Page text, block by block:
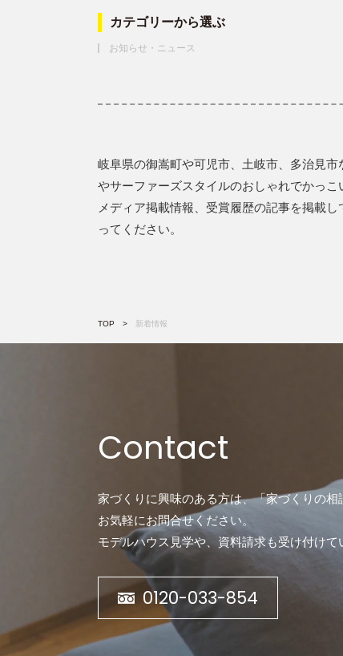
カテゴリーから選ぶ
お知らせ・ニュース
岐阜県の御嵩町や可児市、土岐市、多治見
やサーファーズスタイルのおしゃれでかっ
メディア掲載情報、受賞履歴の記事を掲載
ってください。
TOP 新着情報
Contact
家づくりに興味のある方は、「家づくりの
お気軽にお問合せください。
モデルハウス見学や、資料請求も受け付けて
0120-033-854